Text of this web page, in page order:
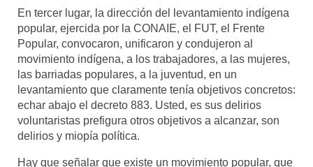
En tercer lugar, la dirección del levantamiento indígena
popular, ejercida por la CONAIE, el FUT, el Frente
Popular, convocaron, unificaron y condujeron al
movimiento indígena, a los trabajadores, a las mujeres,
las barriadas populares, a la juventud, en un
levantamiento que claramente tenía objetivos concretos:
echar abajo el decreto 883. Usted, es sus delirios
voluntaristas prefigura otros objetivos a alcanzar, son
delirios y miopía política.
Hay que señalar que existe un movimiento popular, que